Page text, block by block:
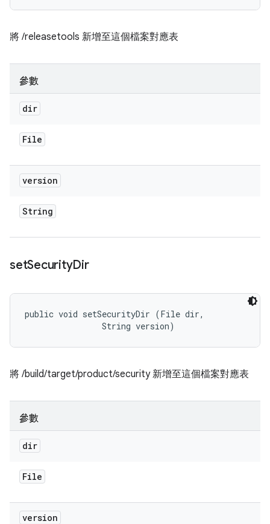
將 /releasetools 新增至這個檔案對應表
參數
dir
File
version
String
setSecurityDir
public void setSecurityDir (File dir,
                String version)
將 /build/target/product/security 新增至這個檔案對應表
參數
dir
File
version